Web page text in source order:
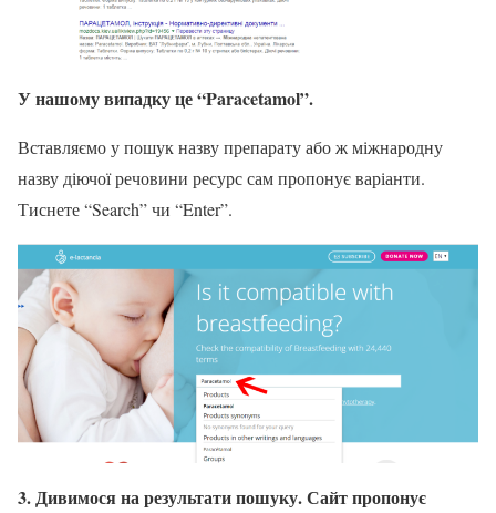
У нашому випадку це “Paracetamol”.
Вставляємо у пошук назву препарату або ж міжнародну
назву діючої речовини ресурс сам пропонує варіанти.
Тиснете “Search” чи “Enter”.
3. Дивимося на результати пошуку. Сайт пропонує